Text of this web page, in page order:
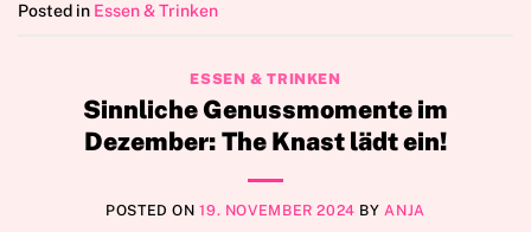
Posted in Essen & Trinken
ESSEN & TRINKEN
Sinnliche Genussmomente im
Dezember: The Knast lädt ein!
POSTED ON19. NOVEMBER 2024 BYANJA